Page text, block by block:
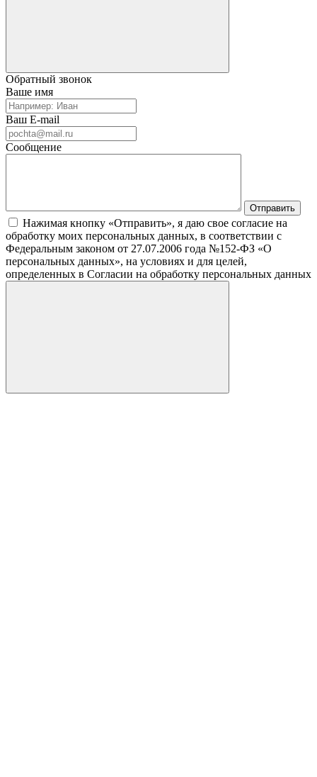
Обратный звонок
Ваше имя
Ваш E-mail
Сообщение
Нажимая кнопку «Отправить», я даю свое согласие на
обработку моих персональных данных, в соответствии с
Федеральным законом от 27.07.2006 года №152-ФЗ «О
персональных данных», на условиях и для целей,
определенных в Согласии на обработку персональных данных